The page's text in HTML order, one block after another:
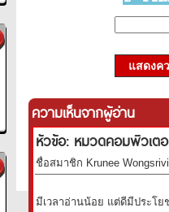
แสดงค
ความเห็นจากผู้อ่าน
หัวข้อ: หมวดคอมพิวเต
ชื่อสมาชิก Krunee
มีเวลาอ่านน้อย แต่ดีมีประโย